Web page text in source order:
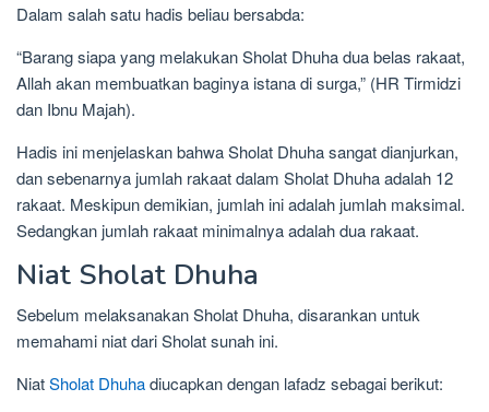
Dalam salah satu hadis beliau bersabda:
“Barang siapa yang melakukan Sholat Dhuha dua belas rakaat,
Allah akan membuatkan baginya istana di surga,” (HR Tirmidzi
dan Ibnu Majah).
Hadis ini menjelaskan bahwa Sholat Dhuha sangat dianjurkan,
dan sebenarnya jumlah rakaat dalam Sholat Dhuha adalah 12
rakaat. Meskipun demikian, jumlah ini adalah jumlah maksimal.
Sedangkan jumlah rakaat minimalnya adalah dua rakaat.
Niat Sholat Dhuha
Sebelum melaksanakan Sholat Dhuha, disarankan untuk
memahami niat dari Sholat sunah ini.
NiatSholat Dhuhadiucapkan dengan lafadz sebagai berikut: